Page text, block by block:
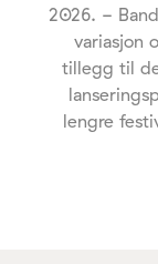
2026. -
variasjon
tillegg til
lengre